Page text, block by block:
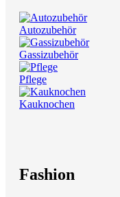
Autozubehör
Gassizubehör
Pflege
Kauknochen
Fashion